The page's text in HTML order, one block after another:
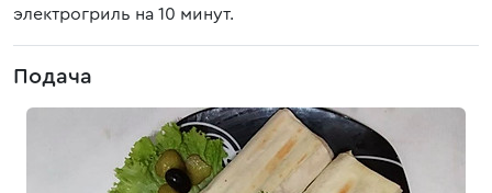
электрогриль на 10 минут.
Подача